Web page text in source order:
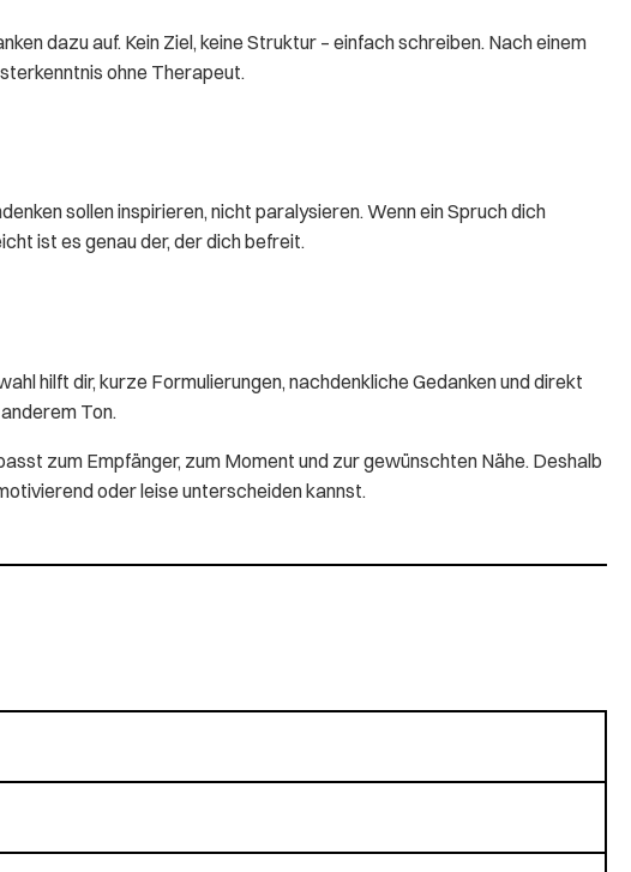
dazu auf. Kein Ziel, keine Struktur – einfach schreiben. Nach einem
ohne Therapeut.
sollen inspirieren, nicht paralysieren. Wenn ein Spruch dich
ist es genau der, der dich befreit.
hilft dir, kurze Formulierungen, nachdenkliche Gedanken und direkt
Ton.
zum Empfänger, zum Moment und zur gewünschten Nähe. Deshalb
oder leise unterscheiden kannst.